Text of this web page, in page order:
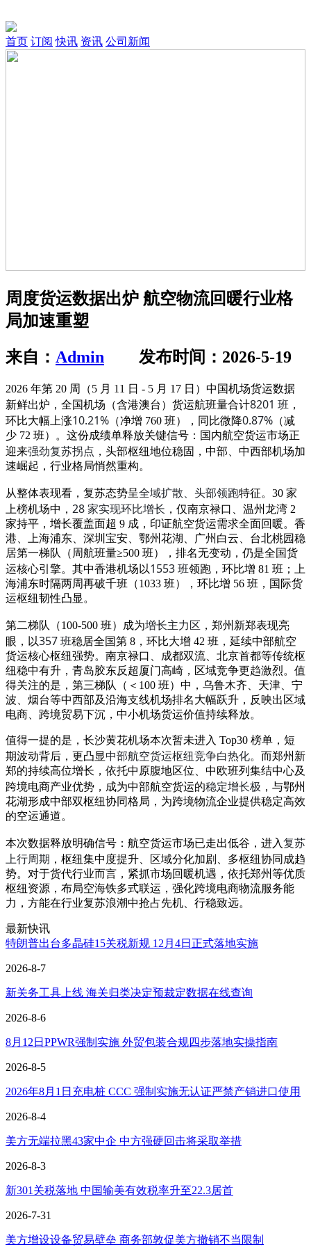
首页 订阅 快讯 资讯 公司新闻
周度货运数据出炉 航空物流回暖行业格
局加速重塑
来自： Admin 发布时间：2026-5-19
2026 年第 20 周（5 月 11 日 - 5 月 17 日）中国机场货运数据
新鲜出炉，全国机场（含港澳台）货运航班量合计8201 班 ，
环比大幅上涨10.21% （净增 760 班），同比微降0.87% （减
少 72 班）。这份成绩单释放关键信号：国内航空货运市场正
迎来强劲复苏拐点 ，头部枢纽地位稳固，中部、中西部机场加
速崛起，行业格局悄然重构。
从整体表现看，复苏态势呈全域扩散、头部领跑特征。30 家
上榜机场中， 28 家实现环比增长 ，仅南京禄口、温州龙湾 2
家持平，增长覆盖面超 9 成，印证航空货运需求全面回暖。香
港、上海浦东、深圳宝安、鄂州花湖、广州白云、台北桃园稳
居第一梯队（周航班量≥500 班），排名无变动，仍是全国货
运核心引擎。其中香港机场以1553 班领跑，环比增 81 班；上
海浦东时隔两周再破千班（1033 班），环比增 56 班，国际货
运枢纽韧性凸显。
第二梯队（100-500 班）成为增长主力区 ，郑州新郑表现亮
眼，以357 班稳居全国第 8，环比大增 42 班，延续中部航空
货运核心枢纽强势。南京禄口、成都双流、北京首都等传统枢
纽稳中有升，青岛胶东反超厦门高崎，区域竞争更趋激烈。值
得关注的是，第三梯队（＜100 班）中，乌鲁木齐、天津、宁
波、烟台等中西部及沿海支线机场排名大幅跃升，反映出区域
电商、跨境贸易下沉，中小机场货运价值持续释放。
值得一提的是，长沙黄花机场本次暂未进入 Top30 榜单，短
期波动背后，更凸显中部航空货运枢纽竞争白热化。而郑州新
郑的持续高位增长，依托中原腹地区位、中欧班列集结中心及
跨境电商产业优势，成为中部航空货运的稳定增长极 ，与鄂州
花湖形成中部双枢纽协同格局，为跨境物流企业提供稳定高效
的空运通道。
本次数据释放明确信号：航空货运市场已走出低谷，进入复苏
上行周期 ，枢纽集中度提升、区域分化加剧、多枢纽协同成趋
势。对于货代行业而言，紧抓市场回暖机遇，依托郑州等优质
枢纽资源，布局空海铁多式联运，强化跨境电商物流服务能
力，方能在行业复苏浪潮中抢占先机、行稳致远。
最新快讯
特朗普出台多晶硅15关税新规 12月4日正式落地实施
2026-8-7
新关务工具上线 海关归类决定预裁定数据在线查询
2026-8-6
8月12日PPWR强制实施 外贸包装合规四步落地实操指南
2026-8-5
2026年8月1日充电桩 CCC 强制实施无认证严禁产销进口使用
2026-8-4
美方无端拉黑43家中企 中方强硬回击将采取举措
2026-8-3
新301关税落地 中国输美有效税率升至22.3居首
2026-7-31
美方增设设备贸易壁垒 商务部敦促美方撤销不当限制